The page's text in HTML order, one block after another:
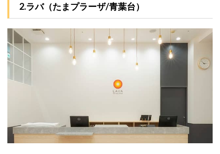
2.ラバ（たまプラーザ/青葉台）